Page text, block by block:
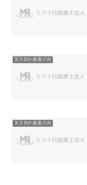
英文契約書書式例
英文契約書書式例